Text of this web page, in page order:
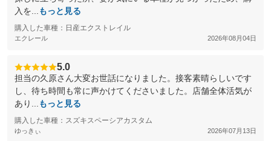
入を...
もっと見る
購入した車種：日産エクストレイル
エクレール 2026年08月04日
5.0
担当の久原さん大変お世話になりました。接客素晴らしいです
し、待ち時間も常に声かけてくださいました。店舗全体活気が
あり...
もっと見る
購入した車種：スズキスペーシアカスタム
ゆっきぃ 2026年07月13日